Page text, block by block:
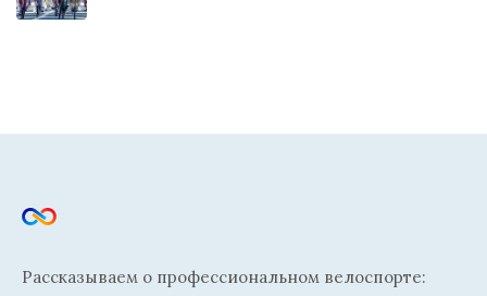
Рассказываем о профессиональном велоспорте: